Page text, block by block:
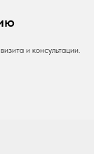
и консультации.